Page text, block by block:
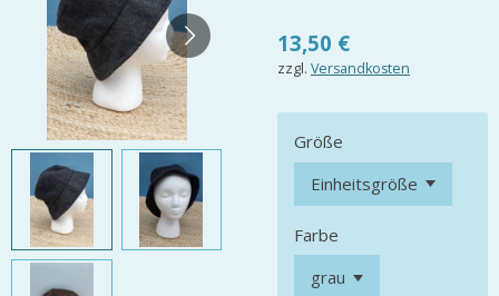
13,50 €
zzgl. Versandkosten
Größe
Farbe